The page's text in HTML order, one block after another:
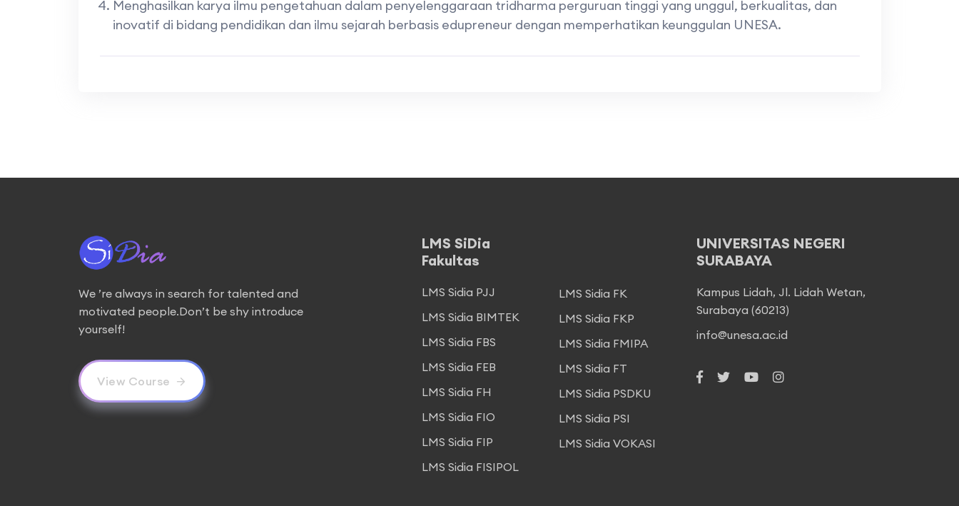
Menghasilkan karya ilmu pengetahuan dalam penyelenggaraan tridharma perguruan tinggi yang unggul, berkualitas, dan
inovatif di bidang pendidikan dan ilmu sejarah berbasis edupreneur dengan memperhatikan keunggulan UNESA.
We ’re always in search for talented and
motivated people.Don’t be shy introduce
yourself!
View Course
LMS SiDia
Fakultas
LMS Sidia PJJ
LMS Sidia BIMTEK
LMS Sidia FBS
LMS Sidia FEB
LMS Sidia FH
LMS Sidia FIO
LMS Sidia FIP
LMS Sidia FISIPOL
LMS Sidia FK
LMS Sidia FKP
LMS Sidia FMIPA
LMS Sidia FT
LMS Sidia PSDKU
LMS Sidia PSI
LMS Sidia VOKASI
UNIVERSITAS NEGERI
SURABAYA
Kampus Lidah, Jl. Lidah Wetan,
Surabaya (60213)
info@unesa.ac.id